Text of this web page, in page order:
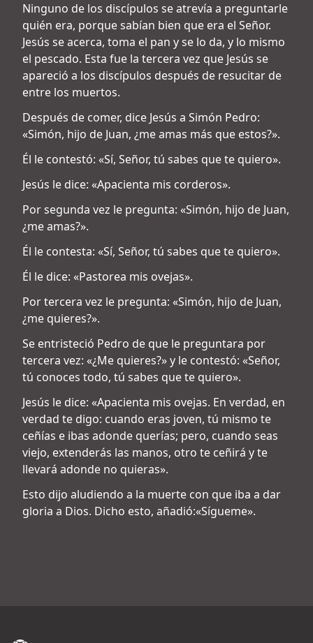
Ninguno de los discípulos se atrevía a preguntarle
quién era, porque sabían bien que era el Señor.
Jesús se acerca, toma el pan y se lo da, y lo mismo
el pescado. Esta fue la tercera vez que Jesús se
apareció a los discípulos después de resucitar de
entre los muertos.
Después de comer, dice Jesús a Simón Pedro:
«Simón, hijo de Juan, ¿me amas más que estos?».
Él le contestó: «Sí, Señor, tú sabes que te quiero».
Jesús le dice: «Apacienta mis corderos».
Por segunda vez le pregunta: «Simón, hijo de Juan,
¿me amas?».
Él le contesta: «Sí, Señor, tú sabes que te quiero».
Él le dice: «Pastorea mis ovejas».
Por tercera vez le pregunta: «Simón, hijo de Juan,
¿me quieres?».
Se entristeció Pedro de que le preguntara por
tercera vez: «¿Me quieres?» y le contestó: «Señor,
tú conoces todo, tú sabes que te quiero».
Jesús le dice: «Apacienta mis ovejas. En verdad, en
verdad te digo: cuando eras joven, tú mismo te
ceñías e ibas adonde querías; pero, cuando seas
viejo, extenderás las manos, otro te ceñirá y te
llevará adonde no quieras».
Esto dijo aludiendo a la muerte con que iba a dar
gloria a Dios. Dicho esto, añadió:«Sígueme».